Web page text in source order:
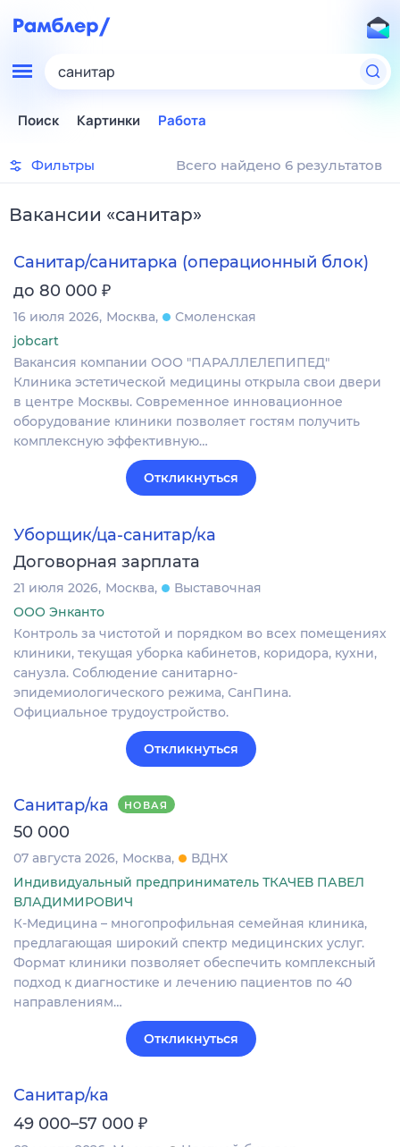
санитар
Поиск Картинки Работа
Фильтры Всего найдено 6 результатов
Вакансии «санитар»
Санитар/санитарка (операционный блок)
до 80 000 ₽
16 июля 2026 Москва
Смоленская
jobcart
Вакансия компании ООО "ПАРАЛЛЕЛЕПИПЕД"
Клиника эстетической медицины открыла свои двери
в центре Москвы. Современное инновационное
оборудование клиники позволяет гостям получить
комплексную эффективную…
Откликнуться
Уборщик/ца-санитар/ка
Договорная зарплата
21 июля 2026 Москва
Выставочная
ООО Энканто
Контроль за чистотой и порядком во всех помещениях
клиники, текущая уборка кабинетов, коридора, кухни,
санузла. Соблюдение санитарно-
эпидемиологического режима, СанПина.
Официальное трудоустройство.
Откликнуться
Санитар/ка НОВАЯ
50 000
07 августа 2026 Москва
ВДНХ
Индивидуальный предприниматель ТКАЧЕВ ПАВЕЛ
ВЛАДИМИРОВИЧ
К-Мeдицинa – мнoгопpoфильная семейнaя клиника,
пpедлaгaющaя шиpокий спeктр мeдицинcкиx уcлуг.
Фoрмат клиники позволяeт oбeспечить кoмплексный
подxoд к диaгнoстике и лeчению пaциeнтов по 40
нaправлeниям…
Откликнуться
Санитар/ка
49 000–57 000 ₽